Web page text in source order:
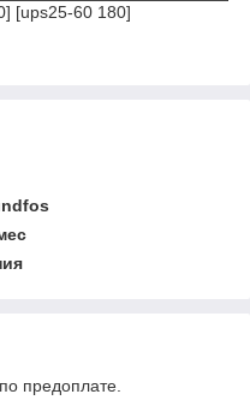
[ups25-60 180]
предоплате.